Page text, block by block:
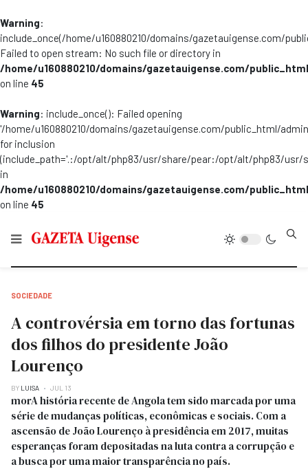
Warning:
include_once(/home/u160880210/domains/gazetauigense.com/
Failed to open stream: No such file or directory in
/home/u160880210/domains/gazetauigense.com/
on line 45
Warning: include_once(): Failed opening
'/home/u160880210/domains/gazetauigense.com/public_html/
for inclusion
(include_path='.:/opt/alt/php83/usr/share/pear:/opt/alt/php83/
in
/home/u160880210/domains/gazetauigense.com/
on line 45
SOCIEDADE
A controvérsia em torno das fortunas
dos filhos do presidente João
Lourenço
BY LUISA JUL 13
morA história recente de Angola tem sido marcada por uma
série de mudanças políticas, econômicas e sociais. Com a
ascensão de João Lourenço à presidência em 2017, muitas
esperanças foram depositadas na luta contra a corrupção e
a busca por uma maior transparência no país.